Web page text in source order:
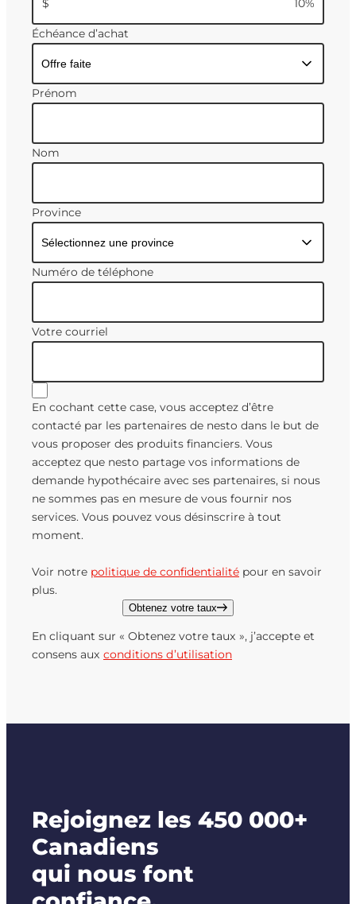
$ 10%
Échéance d’achat
Prénom
Nom
Province
Numéro de téléphone
Votre courriel
En cochant cette case, vous acceptez d’être
contacté par les partenaires de nesto dans le but de
vous proposer des produits financiers. Vous
acceptez que nesto partage vos informations de
demande hypothécaire avec ses partenaires, si nous
ne sommes pas en mesure de vous fournir nos
services. Vous pouvez vous désinscrire à tout
moment.
Voir notre politique de confidentialité pour en savoir
plus.
Obtenez votre taux
En cliquant sur « Obtenez votre taux », j’accepte et
consens aux conditions d’utilisation
Rejoignez les 450 000+
Canadiens
qui nous font